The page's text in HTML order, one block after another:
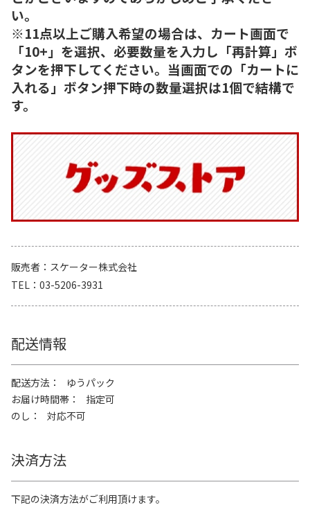
い。
※11点以上ご購入希望の場合は、カート画面で
「10+」を選択、必要数量を入力し「再計算」ボ
タンを押下してください。当画面での「カートに
入れる」ボタン押下時の数量選択は1個で結構で
す。
販売者
スケーター株式会社
TEL
03-5206-3931
配送情報
配送方法
ゆうパック
お届け時間帯
指定可
のし
対応不可
決済方法
下記の決済方法がご利用頂けます。